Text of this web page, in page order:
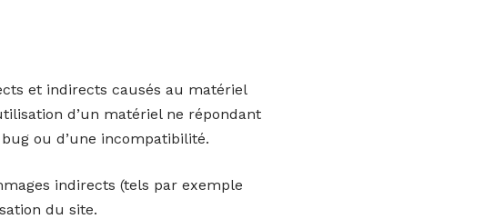
et indirects causés au matériel
d’un matériel ne répondant
ou d’une incompatibilité.
indirects (tels par exemple
du site.